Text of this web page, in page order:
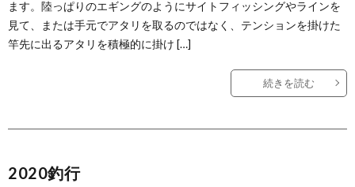
ます。陸っぱりのエギングのようにサイトフィッシングやラインを
見て、または手元でアタリを取るのではなく、テンションを掛けた
竿先に出るアタリを積極的に掛け […]
続きを読む
2020釣行